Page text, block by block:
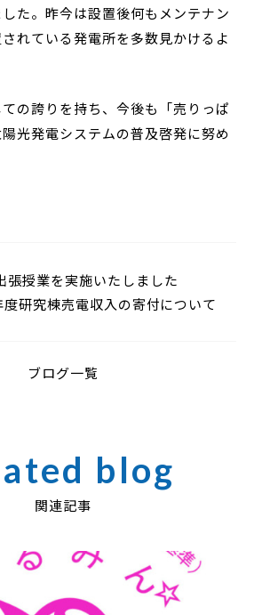
た。昨今は設置後何もメンテナン
れている発電所を多数見かけるよ
の誇りを持ち、今後も「売りっぱ
光発電システムの普及啓発に努め
張授業を実施いたしました
ブログ一覧
度研究棟売電収入の寄付について
関連記事